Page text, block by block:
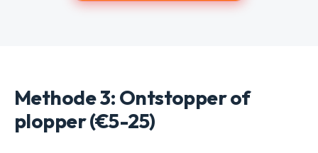
Methode 3: Ontstopper of
plopper (€5-25)